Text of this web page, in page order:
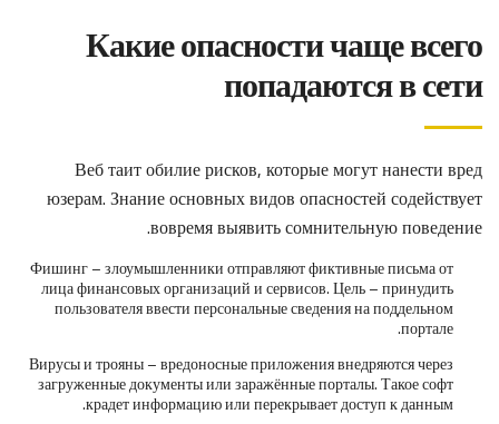
Какие опасности чаще всего
попадаются в сети
Веб таит обилие рисков, которые могут нанести вред
юзерам. Знание основных видов опасностей содействует
вовремя выявить сомнительную поведение.
Фишинг – злоумышленники отправляют фиктивные письма от
лица финансовых организаций и сервисов. Цель – принудить
пользователя ввести персональные сведения на поддельном
портале.
Вирусы и трояны – вредоносные приложения внедряются через
загруженные документы или заражённые порталы. Такое софт
крадет информацию или перекрывает доступ к данным.